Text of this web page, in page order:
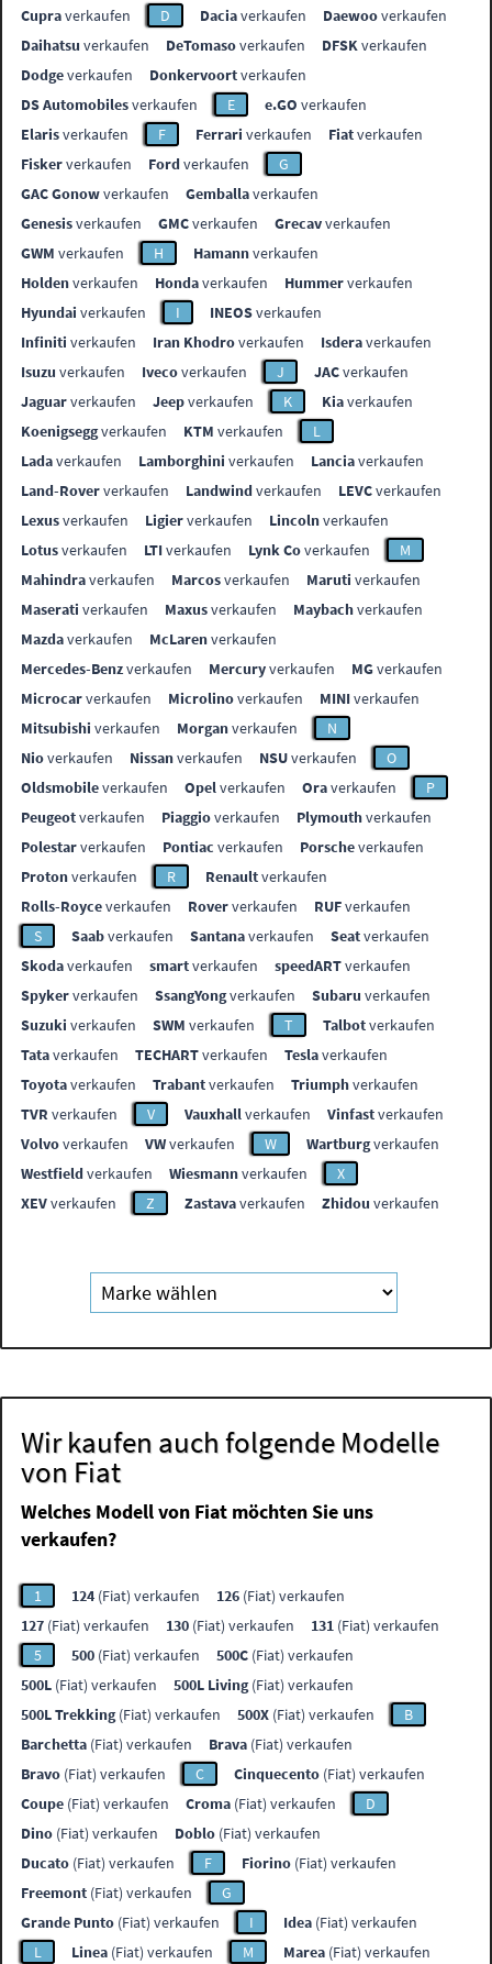
Cupraverkaufen D Daciaverkaufen Daewooverkaufen
Daihatsu verkaufen DeTomasoverkaufen DFSKverkaufen
Dodgeverkaufen Donkervoortverkaufen
DS Automobilesverkaufen E e.GO verkaufen
Elarisverkaufen F Ferrari verkaufen Fiatverkaufen
Fiskerverkaufen Fordverkaufen
G
GAC Gonowverkaufen Gemballaverkaufen
Genesisverkaufen GMCverkaufen Grecavverkaufen
GWM verkaufen H Hamannverkaufen
Holdenverkaufen Hondaverkaufen Hummerverkaufen
Hyundai verkaufen I INEOSverkaufen
Infiniti verkaufen Iran Khodroverkaufen Isderaverkaufen
Isuzu verkaufen Ivecoverkaufen J JACverkaufen
Jaguarverkaufen Jeepverkaufen K Kiaverkaufen
Koenigseggverkaufen KTM verkaufen
L
Ladaverkaufen Lamborghini verkaufen Lanciaverkaufen
Land-Roververkaufen Landwindverkaufen LEVCverkaufen
Lexusverkaufen Ligierverkaufen Lincolnverkaufen
Lotusverkaufen LTIverkaufen Lynk Coverkaufen
M
Mahindraverkaufen Marcosverkaufen Maruti verkaufen
Maserati verkaufen Maxusverkaufen Maybachverkaufen
Mazdaverkaufen McLarenverkaufen
Mercedes-Benzverkaufen Mercuryverkaufen MGverkaufen
Microcarverkaufen Microlinoverkaufen MINIverkaufen
Mitsubishi verkaufen Morganverkaufen
N
Nioverkaufen Nissanverkaufen NSUverkaufen
O
Oldsmobileverkaufen Opelverkaufen Oraverkaufen
P
Peugeotverkaufen Piaggioverkaufen Plymouthverkaufen
Polestarverkaufen Pontiac verkaufen Porscheverkaufen
Protonverkaufen R Renaultverkaufen
Rolls-Royceverkaufen Roververkaufen RUFverkaufen
S
Saabverkaufen Santanaverkaufen Seatverkaufen
Skodaverkaufen smartverkaufen speedARTverkaufen
Spykerverkaufen SsangYongverkaufen Subaru verkaufen
Suzuki verkaufen SWM verkaufen T Talbotverkaufen
Tataverkaufen TECHARTverkaufen Teslaverkaufen
Toyotaverkaufen Trabantverkaufen Triumphverkaufen
TVR verkaufen V Vauxhallverkaufen Vinfastverkaufen
Volvoverkaufen VWverkaufen W Wartburgverkaufen
Westfieldverkaufen Wiesmannverkaufen
X
XEVverkaufen Z Zastavaverkaufen Zhidou verkaufen
Wir kaufen auch folgende Modelle
von Fiat
Welches Modell von Fiat möchten Sie uns
verkaufen?
1 124 (Fiat) verkaufen 126 (Fiat) verkaufen
127 (Fiat) verkaufen 130 (Fiat) verkaufen 131 (Fiat) verkaufen
5
500 (Fiat) verkaufen 500C (Fiat) verkaufen
500L (Fiat) verkaufen 500L Living(Fiat) verkaufen
500L Trekking(Fiat) verkaufen 500X (Fiat) verkaufen
B
Barchetta (Fiat) verkaufen Brava (Fiat) verkaufen
Bravo (Fiat) verkaufen C Cinquecento (Fiat) verkaufen
Coupe (Fiat) verkaufen Croma (Fiat) verkaufen
D
Dino (Fiat) verkaufen Doblo (Fiat) verkaufen
Ducato (Fiat) verkaufen F Fiorino (Fiat) verkaufen
Freemont (Fiat) verkaufen
G
Grande Punto (Fiat) verkaufen I Idea (Fiat) verkaufen
L
Linea (Fiat) verkaufen M Marea (Fiat) verkaufen